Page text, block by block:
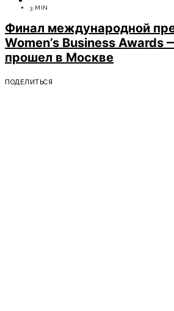
3 MIN
Финал международной
Women’s Business Awards
прошел в Москве
ПОДЕЛИТЬСЯ